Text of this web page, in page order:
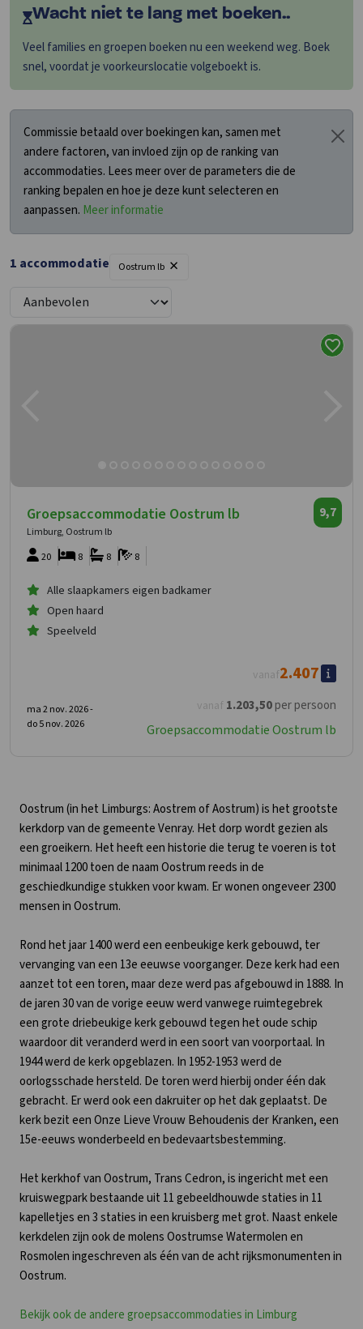
Wacht niet te lang met boeken..
Veel families en groepen boeken nu een weekend weg. Boek
snel, voordat je voorkeurslocatie volgeboekt is.
Commissie betaald over boekingen kan, samen met
andere factoren, van invloed zijn op de ranking van
accommodaties. Lees meer over de parameters die de
ranking bepalen en hoe je deze kunt selecteren en
aanpassen. Meer informatie
1 accommodatie Oostrum lb ×
Groepsaccommodatie Oostrum lb
Limburg, Oostrum lb
9,7
20 8
8
8
Alle slaapkamers eigen badkamer
Open haard
Speelveld
vanaf 1.203,50per persoon
vanaf2.407
ma 2 nov. 2026 -
do 5 nov. 2026
Groepsaccommodatie Oostrum lb
Oostrum (in het Limburgs: Aostrem of Aostrum) is het grootste
kerkdorp van de gemeente Venray. Het dorp wordt gezien als
een groeikern. Het heeft een historie die terug te voeren is tot
minimaal 1200 toen de naam Oostrum reeds in de
geschiedkundige stukken voor kwam. Er wonen ongeveer 2300
mensen in Oostrum.
Rond het jaar 1400 werd een eenbeukige kerk gebouwd, ter
vervanging van een 13e eeuwse voorganger. Deze kerk had een
aanzet tot een toren, maar deze werd pas afgebouwd in 1888. In
de jaren 30 van de vorige eeuw werd vanwege ruimtegebrek
een grote driebeukige kerk gebouwd tegen het oude schip
waardoor dit veranderd werd in een soort van voorportaal. In
1944 werd de kerk opgeblazen. In 1952-1953 werd de
oorlogsschade hersteld. De toren werd hierbij onder één dak
gebracht. Er werd ook een dakruiter op het dak geplaatst. De
kerk bezit een Onze Lieve Vrouw Behoudenis der Kranken, een
15e-eeuws wonderbeeld en bedevaartsbestemming.
Het kerkhof van Oostrum, Trans Cedron, is ingericht met een
kruiswegpark bestaande uit 11 gebeeldhouwde staties in 11
kapelletjes en 3 staties in een kruisberg met grot. Naast enkele
kerkdelen zijn ook de molens Oostrumse Watermolen en
Rosmolen ingeschreven als één van de acht rijksmonumenten in
Oostrum.
Bekijk ook de andere groepsaccommodaties in Limburg